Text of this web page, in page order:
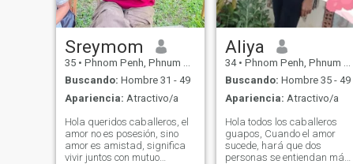
Sreymom
35 • Phnom Penh, Phnum Pénh, Cambolla
Buscando: Hombre 31 - 49
Apariencia: Atractivo/a
Hola queridos caballeros, el
amor no es posesión, sino
amor es amistad, significa
vivir juntos con mutuo
Aliya
34 • Phnom Penh, Phnum Pénh, Cambolla
Buscando: Hombre 35 - 49
Apariencia: Atractivo/a
Hola todos los caballeros
guapos, Cuando el amor
sucede, hará que dos
personas se entiendan más.